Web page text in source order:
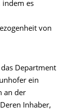
indem es
von
Department
ein
an der
Inhaber,